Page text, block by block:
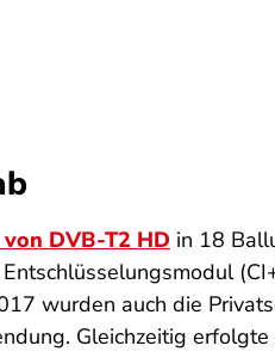
DVB-T2 HD in 18
wurden auch die
Gleichzeitig